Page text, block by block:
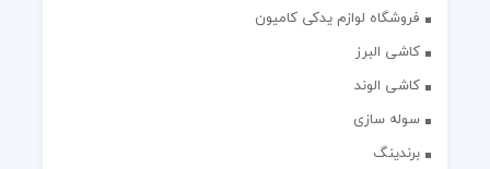
فروشگاه لوازم یدکی کامیون
کاشی البرز
کاشی الوند
سوله سازی
برندینگ